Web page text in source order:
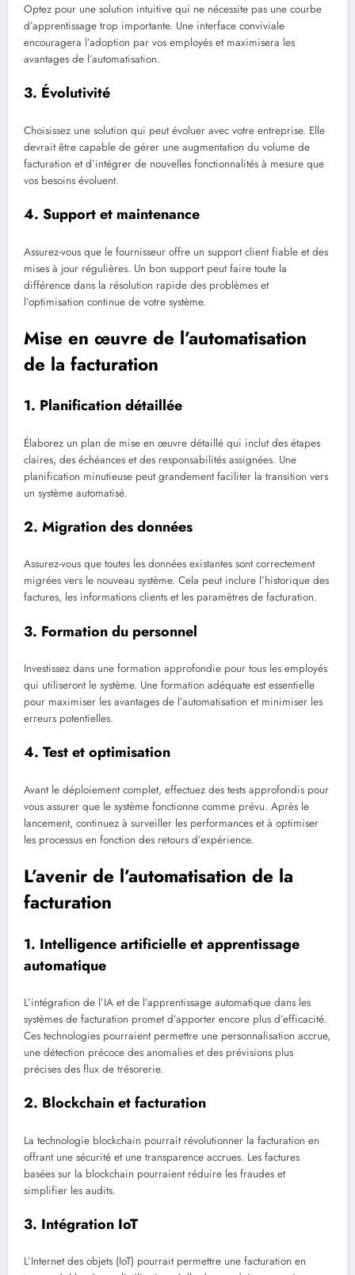
Optez pour une solution intuitive qui ne nécessite pas une courbe
d’apprentissage trop importante. Une interface conviviale
encouragera l’adoption par vos employés et maximisera les
avantages de l’automatisation.
3. Évolutivité
Choisissez une solution qui peut évoluer avec votre entreprise. Elle
devrait être capable de gérer une augmentation du volume de
facturation et d’intégrer de nouvelles fonctionnalités à mesure que
vos besoins évoluent.
4. Support et maintenance
Assurez-vous que le fournisseur offre un support client fiable et des
mises à jour régulières. Un bon support peut faire toute la
différence dans la résolution rapide des problèmes et
l’optimisation continue de votre système.
Mise en œuvre de l’automatisation
de la facturation
1. Planification détaillée
Élaborez un plan de mise en œuvre détaillé qui inclut des étapes
claires, des échéances et des responsabilités assignées. Une
planification minutieuse peut grandement faciliter la transition vers
un système automatisé.
2. Migration des données
Assurez-vous que toutes les données existantes sont correctement
migrées vers le nouveau système. Cela peut inclure l’historique des
factures, les informations clients et les paramètres de facturation.
3. Formation du personnel
Investissez dans une formation approfondie pour tous les employés
qui utiliseront le système. Une formation adéquate est essentielle
pour maximiser les avantages de l’automatisation et minimiser les
erreurs potentielles.
4. Test et optimisation
Avant le déploiement complet, effectuez des tests approfondis pour
vous assurer que le système fonctionne comme prévu. Après le
lancement, continuez à surveiller les performances et à optimiser
les processus en fonction des retours d’expérience.
L’avenir de l’automatisation de la
facturation
1. Intelligence artificielle et apprentissage
automatique
L’intégration de l’IA et de l’apprentissage automatique dans les
systèmes de facturation promet d’apporter encore plus d’efficacité.
Ces technologies pourraient permettre une personnalisation accrue,
une détection précoce des anomalies et des prévisions plus
précises des flux de trésorerie.
2. Blockchain et facturation
La technologie blockchain pourrait révolutionner la facturation en
offrant une sécurité et une transparence accrues. Les factures
basées sur la blockchain pourraient réduire les fraudes et
simplifier les audits.
3. Intégration IoT
L’Internet des objets (IoT) pourrait permettre une facturation en